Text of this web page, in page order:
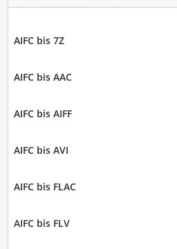
AIFC bis 7Z
AIFC bis AAC
AIFC bis AIFF
AIFC bis AVI
AIFC bis FLAC
AIFC bis FLV